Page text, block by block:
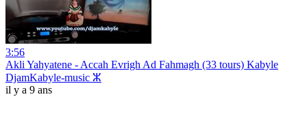
3:56
Akli Yahyatene - Accah Evrigh Ad Fahmagh (33 tours) Kabyle
DjamKabyle-music ⵣ
il y a 9 ans